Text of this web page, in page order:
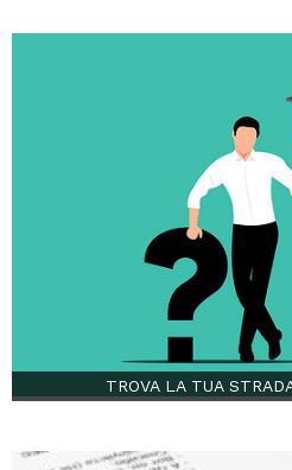
TROVA LA TUA